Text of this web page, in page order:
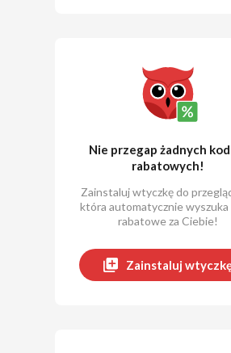
Nie przegap żadnych
rabatowych!
Zainstaluj wtyczkę do
która automatycznie wyszuka
rabatowe za Ciebie!
Zainstaluj